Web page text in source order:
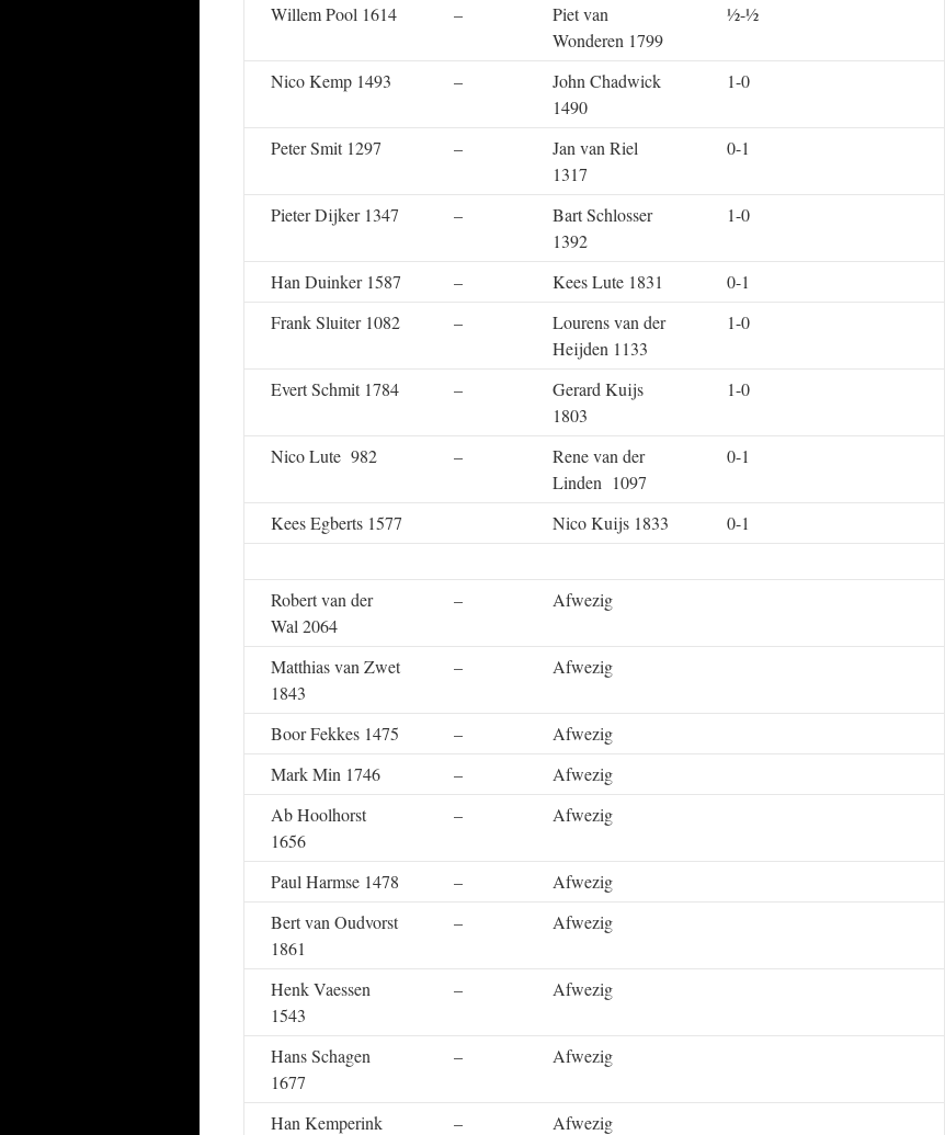
Willem Pool 1614 –
Piet van
Wonderen 1799
½-½
Nico Kemp 1493 –
John Chadwick
1490
1-0
Peter Smit 1297 –
Jan van Riel
1317
0-1
Pieter Dijker 1347 –
Bart Schlosser
1392
1-0
Han Duinker 1587 – Kees Lute 1831
0-1
Frank Sluiter 1082
–
Lourens van der
Heijden 1133
1-0
Evert Schmit 1784 –
Gerard Kuijs
1803
1-0
Nico Lute 982 –
Rene van der
Linden 1097
0-1
Kees Egberts 1577 Nico Kuijs 1833 0-1
Robert van der
Wal 2064
– Afwezig
Matthias van Zwet
1843
– Afwezig
Boor Fekkes 1475 –
Afwezig
Mark Min 1746
–
Afwezig
Ab Hoolhorst
1656
– Afwezig
Paul Harmse 1478 –
Afwezig
Bert van Oudvorst
1861
– Afwezig
Henk Vaessen
1543
– Afwezig
Hans Schagen
1677
– Afwezig
Han Kemperink
– Afwezig